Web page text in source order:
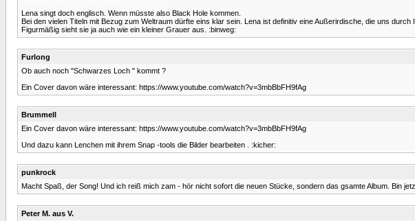
Lena singt doch englisch. Wenn müsste also Black Hole kommen.
Bei den vielen Titeln mit Bezug zum Weltraum dürfte eins klar sein. Lena ist definitiv eine Außerirdische, die uns
Figurmäßig sieht sie ja auch wie ein kleiner Grauer aus. :binweg:
Furlong
Ob auch noch "Schwarzes Loch " kommt ?
Ein Cover davon wäre interessant: https://www.youtube.com/watch?v=3mbBbFH9fAg
Brummell
Ein Cover davon wäre interessant: https://www.youtube.com/watch?v=3mbBbFH9fAg
Und dazu kann Lenchen mit ihrem Snap -tools die Bilder bearbeiten . :kicher:
punkrock
Macht Spaß, der Song! Und ich reiß mich zam - hör nicht sofort die neuen Stücke, sondern das gsamte Album. Bin
Peter M. aus V.